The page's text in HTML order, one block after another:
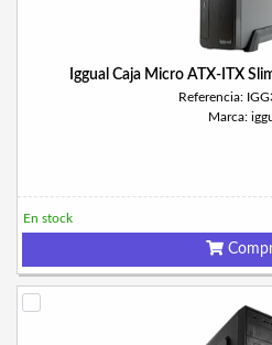
Iggual Caja Micro ATX-ITX
Referencia:
Marca:
En stock